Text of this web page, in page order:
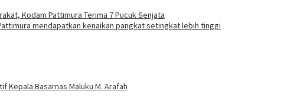
Kodam Pattimura Terima 7 Pucuk Senjata
mendapatkan kenaikan pangkat setingkat lebih tinggi
Kepala Basarnas Maluku M. Arafah